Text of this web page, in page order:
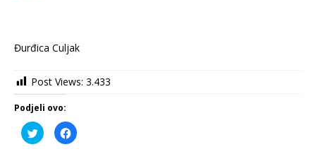
Đurđica Culjak
Post Views: 3.433
Podjeli ovo:
P
o
K
l